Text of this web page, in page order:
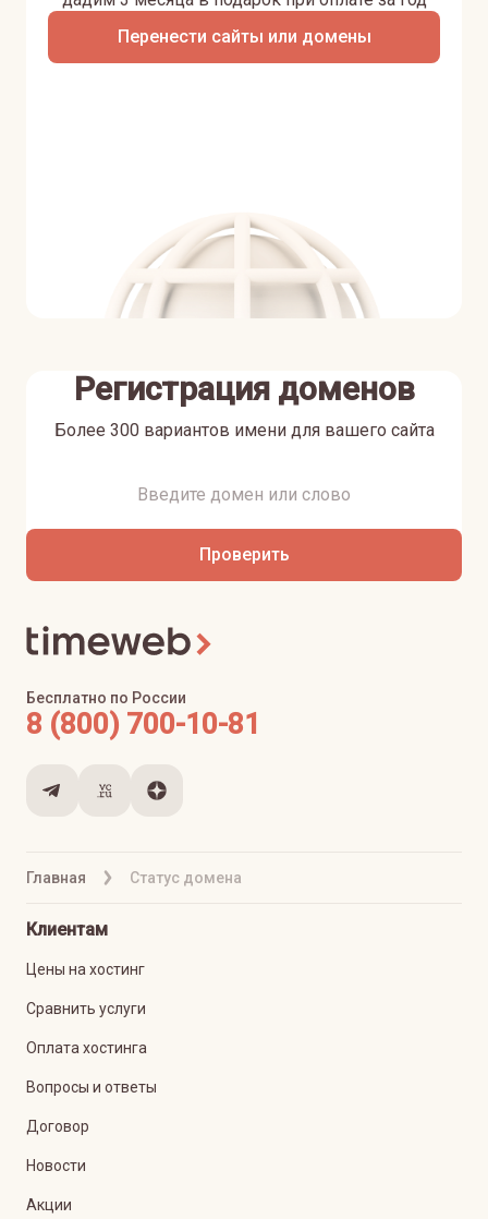
Перенести сайты или домены
Регистрация доменов
Более 300 вариантов имени для вашего сайта
Проверить
Главная Статус домена
Бесплатно по России
8 (800) 700-10-81
Клиентам
Цены на хостинг
Сравнить услуги
Оплата хостинга
Вопросы и ответы
Договор
Новости
Акции